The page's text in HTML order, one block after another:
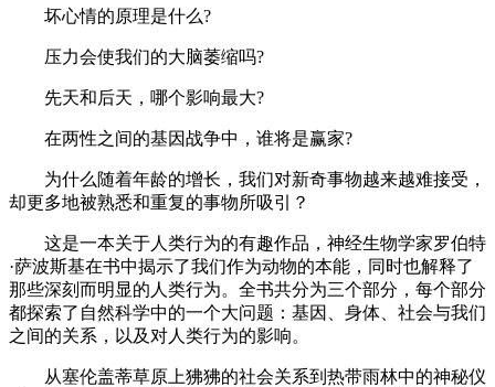
坏心情的原理是什么?
压力会使我们的大脑萎缩吗?
先天和后天，哪个影响最大?
在两性之间的基因战争中，谁将是赢家?
为什么随着年龄的增长，我们对新奇事物越来越难接受，
却更多地被熟悉和重复的事物所吸引？
这是一本关于人类行为的有趣作品，神经生物学家罗伯特
·萨波斯基在书中揭示了我们作为动物的本能，同时也解释了
那些深刻而明显的人类行为。全书共分为三个部分，每个部分
都探索了自然科学中的一个大问题：基因、身体、社会与我们
之间的关系，以及对人类行为的影响。
从塞伦盖蒂草原上狒狒的社会关系到热带雨林中的神秘仪